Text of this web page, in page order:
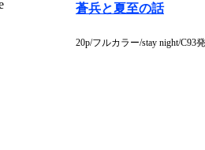
蒼兵と夏至の話
20p/フルカラー/stay night/C93